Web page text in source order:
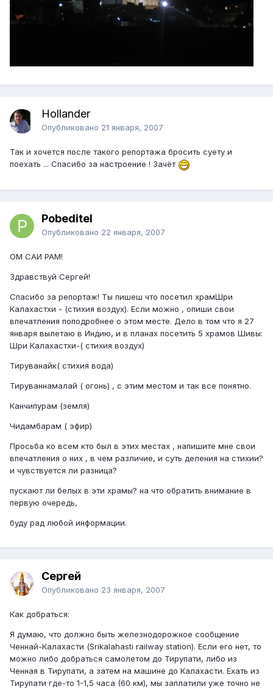
Hollander
Опубликовано 21 января, 2007
Так и хочется после такого репортажа бросить суету и
поехать ... Спасибо за настроение ! Зачёт
Pobeditel
Опубликовано 22 января, 2007
OM CAИ РАМ!
Здравствуй Сергей!
Спасибо за репортаж! Ты пишеш что посетил храмШри
Калахастхи - (стихия воздух). Если можно , опиши свои
впечатления поподробнее о этом месте. Дело в том что я 27
января вылетаю в Индию, и в планах посетить 5 храмов Шивы:
Шри Калахастхи-( стихия воздух)
Тируванайк( стихия вода)
Тируваннамалай ( огонь) , с этим местом и так все понятно.
Канчипурам (земля)
Чидамбарам ( эфир)
Просьба ко всем кто был в этих местах , напишите мне свои
впечатления о них , в чем различие, и суть деления на стихии?
и чувствуется ли разница?
пускают ли белых в эти храмы? на что обратить внимание в
первую очередь,
буду рад любой информации.
Сергей
Опубликовано 23 января, 2007
Как добраться:
Я думаю, что должно быть железнодорожное сообщение
Ченнай-Калахасти (Srikalahasti railway station). Если его нет, то
можно либо добраться самолетом до Тирупати, либо из
Ченная в Тирупати, а затем на машине до Калахасти. Ехать из
Тирупати где-то 1-1,5 часа (60 км), мы заплатили уже точно не